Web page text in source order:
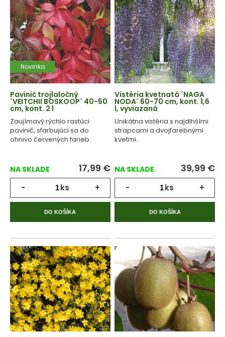
Novinka
Pavinič trojlaločný
´VEITCHII BOSKOOP´ 40-50
cm, kont. 2 l
Zaujímavý rýchlo rastúci
pavinič, sfarbujúci sa do
ohnivo červených farieb.
NA SKLADE 17,99 €
- ks +
DO KOŠÍKA
Vistéria kvetnatá ´NAGA
NODA´ 60-70 cm, kont. 1,6
l, vyviazaná
Unikátna vistéria s najdlhšími
strapcami a dvojfarebnými
kvetmi.
NA SKLADE 39,99 €
- ks +
DO KOŠÍKA